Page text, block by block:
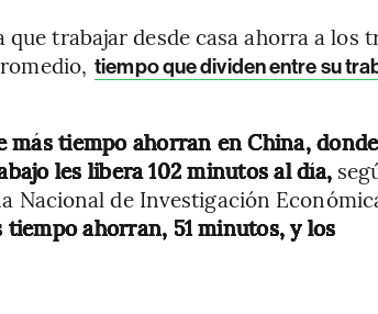
trabajar desde casa ahorra a los
tiempo que dividen entre su
más tiempo ahorran en China,
les libera 102 minutos al día,
Nacional de Investigación
ahorran, 51 minutos, y los